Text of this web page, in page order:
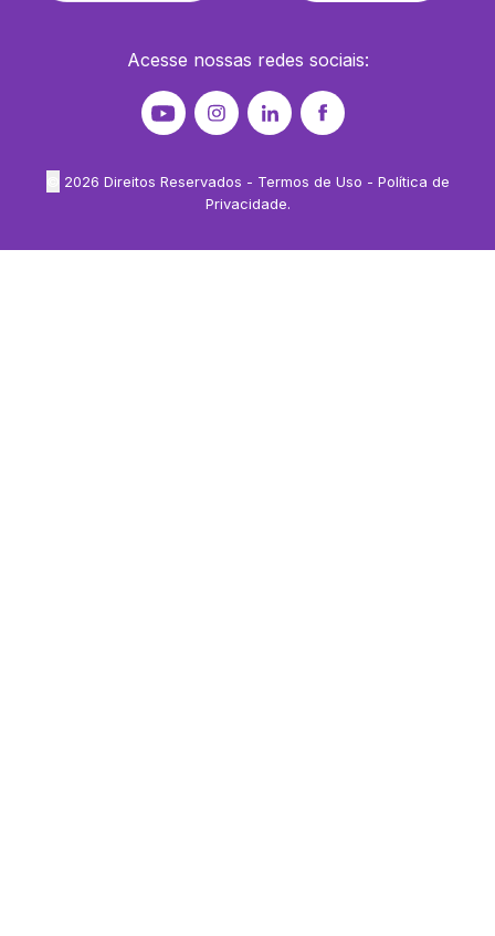
Acesse nossas redes sociais:
2026 Direitos Reservados - Termos de Uso - Política de
Privacidade.